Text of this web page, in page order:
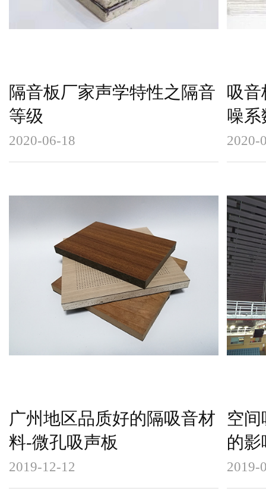
隔音板厂家声学特性之隔音
等级
2020-06-18
吸音
噪系
2020-
广州地区品质好的隔吸音材
料-微孔吸声板
2019-12-12
空
的
2019-